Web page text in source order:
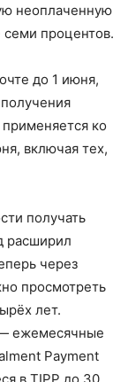
неоплаченную
семи процентов.
до 1 июня,
ко
включая тех,
получать
расширил
через
просмотреть
лет.
ежемесячные
Payment